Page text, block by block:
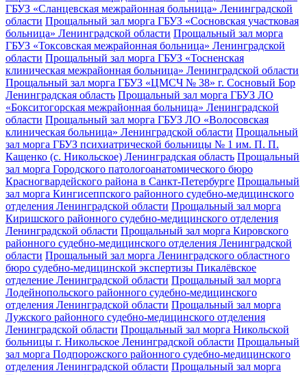
ГБУЗ «Сланцевская межрайонная больница» Ленинградской
области Прощальный зал морга ГБУЗ «Сосновская участковая
больница» Ленинградской области Прощальный зал морга
ГБУЗ «Токсовская межрайонная больница» Ленинградской
области Прощальный зал морга ГБУЗ «Тосненская
клиническая межрайонная больница» Ленинградской области
Прощальный зал морга ГБУЗ «ЦМСЧ № 38» г. Сосновый Бор
Ленинградская область Прощальный зал морга ГБУЗ ЛО
«Бокситогорская межрайонная больница» Ленинградской
области Прощальный зал морга ГБУЗ ЛО «Волосовская
клиническая больница» Ленинградской области Прощальный
зал морга ГБУЗ психиатрической больницы № 1 им. П. П.
Кащенко (с. Никольское) Ленинградская область Прощальный
зал морга Городского патологоанатомического бюро
Красногвардейского района в Санкт-Петербурге Прощальный
зал морга Кингисеппского районного судебно-медицинского
отделения Ленинградской области Прощальный зал морга
Киришского районного судебно-медицинского отделения
Ленинградской области Прощальный зал морга Кировского
районного судебно-медицинского отделения Ленинградской
области Прощальный зал морга Ленинградского областного
бюро судебно-медицинской экспертизы Пикалёвское
отделение Ленинградской области Прощальный зал морга
Лодейнопольского районного судебно-медицинского
отделения Ленинградской области Прощальный зал морга
Лужского районного судебно-медицинского отделения
Ленинградской области Прощальный зал морга Никольской
больницы г. Никольское Ленинградской области Прощальный
зал морга Подпорожского районного судебно-медицинского
отделения Ленинградской области Прощальный зал морга